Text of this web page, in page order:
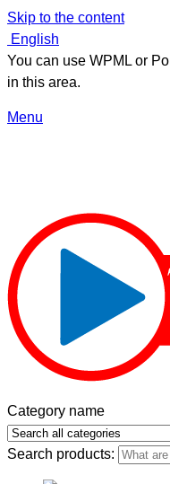
Skip to the content
English
You can use WPML or
in this area.
Menu
Category name
Search products: